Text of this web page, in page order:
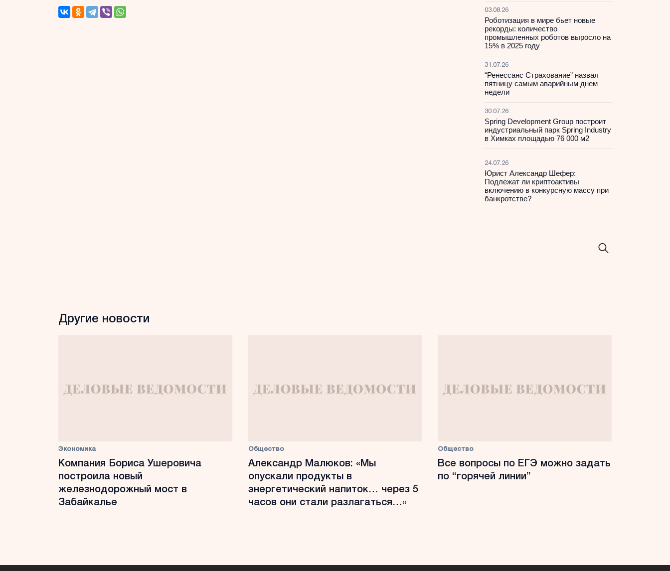
03.08.26
Роботизация в мире бьет новые
рекорды: количество
промышленных роботов выросло на
15% в 2025 году
31.07.26
“Ренессанс Страхование” назвал
пятницу самым аварийным днем
недели
30.07.26
Spring Development Group построит
индустриальный парк Spring Industry
в Химках площадью 76 000 м2
24.07.26
Юрист Александр Шефер:
Подлежат ли криптоактивы
включению в конкурсную массу при
банкротстве?
Другие новости
Экономика
Компания Бориса Ушеровича
построила новый
железнодорожный мост в
Забайкалье
Общество
Александр Малюков: «Мы
опускали продукты в
энергетический напиток… через 5
часов они стали разлагаться…»
Общество
Все вопросы по ЕГЭ можно задать
по “горячей линии”